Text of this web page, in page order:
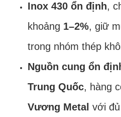
Inox 430 ổn định,
khoảng 1–2%, giữ
trong nhóm thép
Nguồn cung ổn
Trung Quốc, hàng
Vương Metal với